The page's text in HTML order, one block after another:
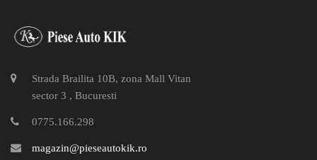
Strada Brailita 10B, zona Mall Vitan
sector 3 , Bucuresti
0775.166.298
magazin@pieseautokik.ro